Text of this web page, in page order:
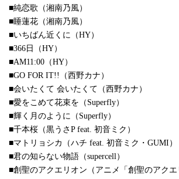
■純恋歌（湘南乃風）
■睡蓮花（湘南乃風）
■いちばん近くに（HY）
■366日（HY）
■AM11:00（HY）
■GO FOR IT!!（西野カナ）
■会いたくて 会いたくて（西野カナ）
■愛をこめて花束を（Superfly）
■輝く月のように（Superfly）
■千本桜（黒うさP feat. 初音ミク）
■マトリョシカ（ハチ feat. 初音ミク・GUMI）
■君の知らない物語（supercell）
■創聖のアクエリオン（アニメ「創聖のアクエ